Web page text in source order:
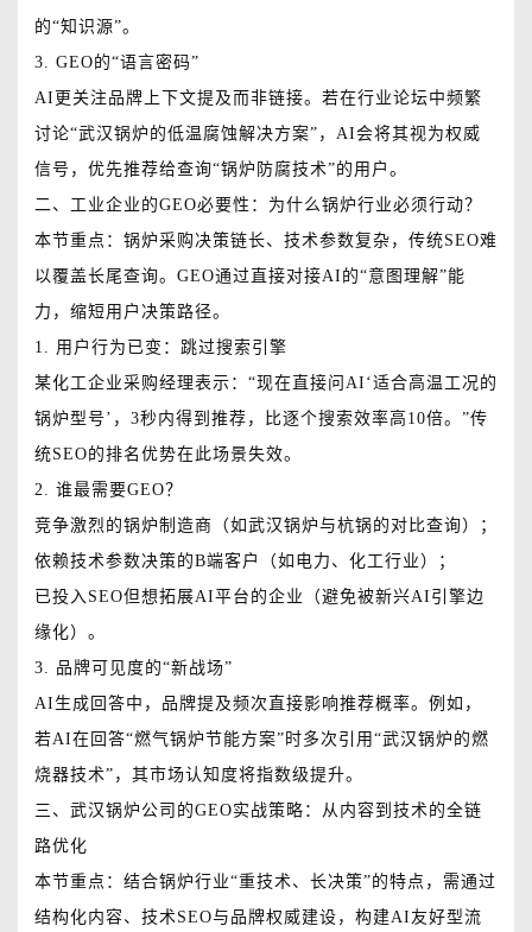
的“知识源”。
3. GEO的“语言密码”
AI更关注品牌上下文提及而非链接。若在行业论坛中频繁
讨论“武汉锅炉的低温腐蚀解决方案”，AI会将其视为权威
信号，优先推荐给查询“锅炉防腐技术”的用户。
二、工业企业的GEO必要性：为什么锅炉行业必须行动？
本节重点：锅炉采购决策链长、技术参数复杂，传统SEO难
以覆盖长尾查询。GEO通过直接对接AI的“意图理解”能
力，缩短用户决策路径。
1. 用户行为已变：跳过搜索引擎
某化工企业采购经理表示：“现在直接问AI‘适合高温工况的
锅炉型号’，3秒内得到推荐，比逐个搜索效率高10倍。”传
统SEO的排名优势在此场景失效。
2. 谁最需要GEO？
竞争激烈的锅炉制造商（如武汉锅炉与杭锅的对比查询）；
依赖技术参数决策的B端客户（如电力、化工行业）；
已投入SEO但想拓展AI平台的企业（避免被新兴AI引擎边
缘化）。
3. 品牌可见度的“新战场”
AI生成回答中，品牌提及频次直接影响推荐概率。例如，
若AI在回答“燃气锅炉节能方案”时多次引用“武汉锅炉的燃
烧器技术”，其市场认知度将指数级提升。
三、武汉锅炉公司的GEO实战策略：从内容到技术的全链
路优化
本节重点：结合锅炉行业“重技术、长决策”的特点，需通过
结构化内容、技术SEO与品牌权威建设，构建AI友好型流